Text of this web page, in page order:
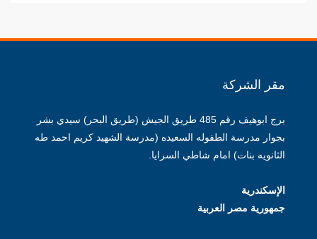
مقر الشركة
برج ابوهيف رقم 485 طريق الجيش (طريق البحر) سيدي بشر
بجوار مدرسة الطفوله السعيده (مدرسة الشهيد كريم احمد طه
الثانويه بنات) امام شاطي السرايا.
الإسكندرية
جمهورية مصر العربية